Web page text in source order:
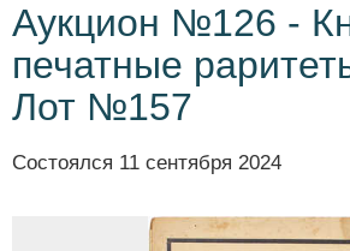
Аукцион №126 -
печатные
Лот №157
Состоялся 11 сентября 2024